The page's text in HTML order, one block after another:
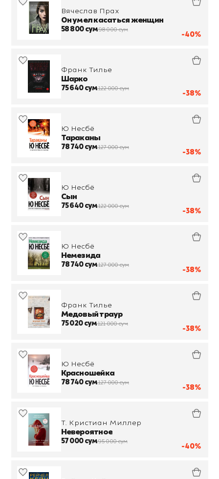
-40%
Вячеслав Прах
Он умел касаться женщин
58 800 сум98 000 сум
-38%
Франк Тилье
Шарко
75 640 сум122 000 сум
-38%
Ю Несбё
Тараканы
78 740 сум127 000 сум
-38%
Ю Несбё
Сын
75 640 сум122 000 сум
-38%
Ю Несбё
Немезида
78 740 сум127 000 сум
-38%
Франк Тилье
Медовый траур
75 020 сум121 000 сум
-38%
Ю Несбё
Красношейка
78 740 сум127 000 сум
-40%
Т. Кристиан Миллер
Невероятное
57 000 сум95 000 сум